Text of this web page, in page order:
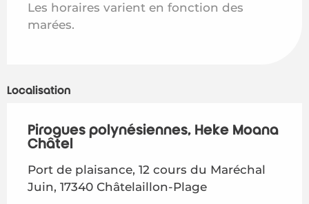
Les horaires varient en fonction des
marées.
Localisation
Pirogues polynésiennes, Heke Moana
Châtel
Port de plaisance, 12 cours du Maréchal
Juin, 17340 Châtelaillon-Plage